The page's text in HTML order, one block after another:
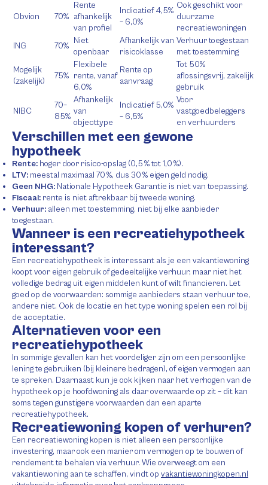
Obvion 70%
Rente
afhankelijk
van profiel
Indicatief 4,5%
– 6,0%
Ook geschikt voor
duurzame
recreatiewoningen
ING
70%
Niet
openbaar
Afhankelijk van
risicoklasse
Verhuur toegestaan
met toestemming
Mogelijk
(zakelijk)
75%
Flexibele
rente, vanaf
6,0%
Rente op
aanvraag
Tot 50%
aflossingsvrij, zakelijk
gebruik
NIBC
70–
85%
Afhankelijk
van
objecttype
Indicatief 5,0%
– 6,5%
Voor
vastgoedbeleggers
en verhuurders
Verschillen met een gewone
hypotheek
Rente: hoger door risico-opslag (0,5 % tot 1,0 %).
LTV: meestal maximaal 70 %, dus 30 % eigen geld nodig.
Geen NHG: Nationale Hypotheek Garantie is niet van toepassing.
Fiscaal: rente is niet aftrekbaar bij tweede woning.
Verhuur: alleen met toestemming, niet bij elke aanbieder
toegestaan.
Wanneer is een recreatiehypotheek
interessant?
Een recreatiehypotheek is interessant als je een vakantiewoning
koopt voor eigen gebruik of gedeeltelijke verhuur, maar niet het
volledige bedrag uit eigen middelen kunt of wilt financieren. Let
goed op de voorwaarden: sommige aanbieders staan verhuur toe,
andere niet. Ook de locatie en het type woning spelen een rol bij
de acceptatie.
Alternatieven voor een
recreatiehypotheek
In sommige gevallen kan het voordeliger zijn om een persoonlijke
lening te gebruiken (bij kleinere bedragen), of eigen vermogen aan
te spreken. Daarnaast kun je ook kijken naar het verhogen van de
hypotheek op je hoofdwoning als daar overwaarde op zit – dit kan
soms tegen gunstigere voorwaarden dan een aparte
recreatiehypotheek.
Recreatiewoning kopen of verhuren?
Een recreatiewoning kopen is niet alleen een persoonlijke
investering, maar ook een manier om vermogen op te bouwen of
rendement te behalen via verhuur. Wie overweegt om een
vakantiewoning aan te schaffen, vindt op vakantiewoningkopen.nl